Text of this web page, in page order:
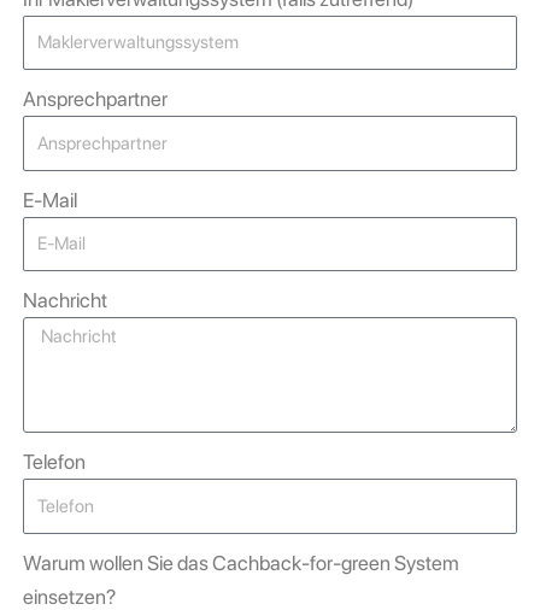
Ansprechpartner
E-Mail
Nachricht
Telefon
Warum wollen Sie das Cachback-for-green System
einsetzen?